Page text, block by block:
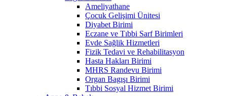
Ameliyathane
Çocuk Gelişimi Ünitesi
Diyabet Birimi
Eczane ve Tıbbi Sarf Birimleri
Evde Sağlik Hizmetleri
Fizik Tedavi ve Rehabilitasyon
Hasta Hakları Birimi
MHRS Randevu Birimi
Organ Bagışı Birimi
Tıbbi Sosyal Hizmet Birimi